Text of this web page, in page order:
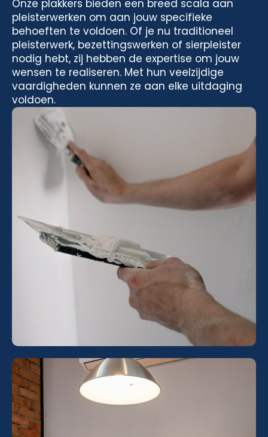
Onze plakkers bieden een breed scala aan
pleisterwerken om aan jouw specifieke
behoeften te voldoen. Of je nu traditioneel
pleisterwerk, bezettingswerken of sierpleister
nodig hebt, zij hebben de expertise om jouw
wensen te realiseren. Met hun veelzijdige
vaardigheden kunnen ze aan elke uitdaging
voldoen.